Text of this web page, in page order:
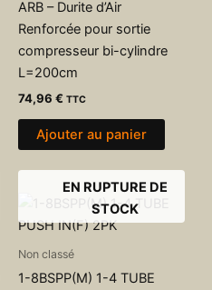
ARB – Durite d’Air
Renforcée pour sortie
compresseur bi-cylindre
L=200cm
74,96 € TTC
Ajouter au panier
EN RUPTURE DE
STOCK
Non classé
1-8BSPP(M) 1-4 TUBE